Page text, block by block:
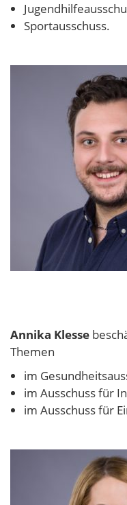
Sportausschuss.
Annika Klesse
Themen
im
im Ausschuss für
im Ausschuss für